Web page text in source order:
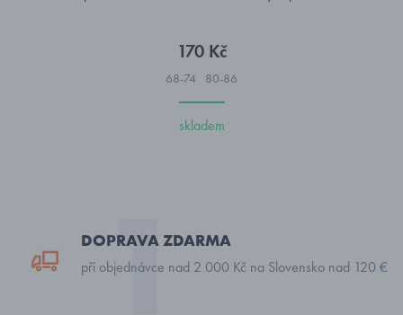
170 Kč
68-74 80-86
skladem
DOPRAVA ZDARMA
při objednávce nad 2 000 Kč na Slovensko nad 120 €